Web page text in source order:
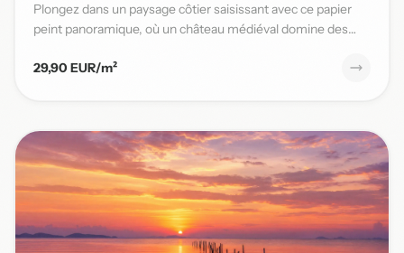
Plongez dans un paysage côtier saisissant avec ce papier
peint panoramique, où un château médiéval domine des
29,90 EUR/m²